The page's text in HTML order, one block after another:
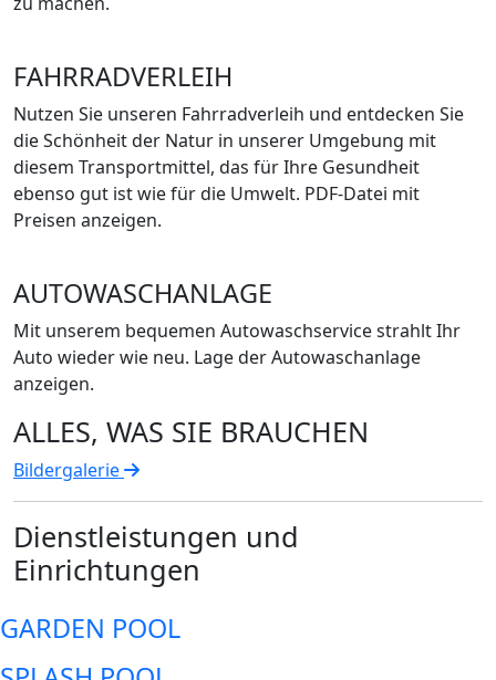
FAHRRADVERLEIH
Nutzen Sie unseren Fahrradverleih und entdecken Sie
die Schönheit der Natur in unserer Umgebung mit
diesem Transportmittel, das für Ihre Gesundheit
ebenso gut ist wie für die Umwelt. PDF-Datei mit
Preisen anzeigen.
AUTOWASCHANLAGE
Mit unserem bequemen Autowaschservice strahlt Ihr
Auto wieder wie neu. Lage der Autowaschanlage
anzeigen.
ALLES, WAS SIE BRAUCHEN
Bildergalerie
Dienstleistungen und
Einrichtungen
GARDEN POOL